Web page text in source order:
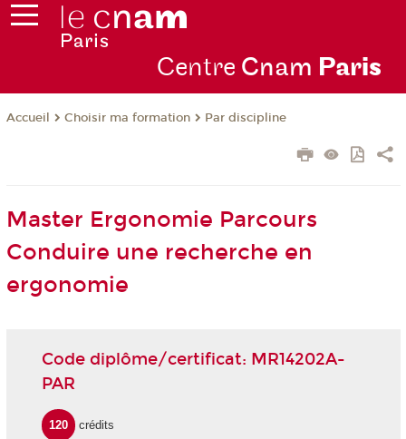
Centre Cnam Paris
Accueil Choisir ma formation Par discipline
Master Ergonomie Parcours
Conduire une recherche en
ergonomie
Code diplôme/certificat: MR14202A-
PAR
120 crédits